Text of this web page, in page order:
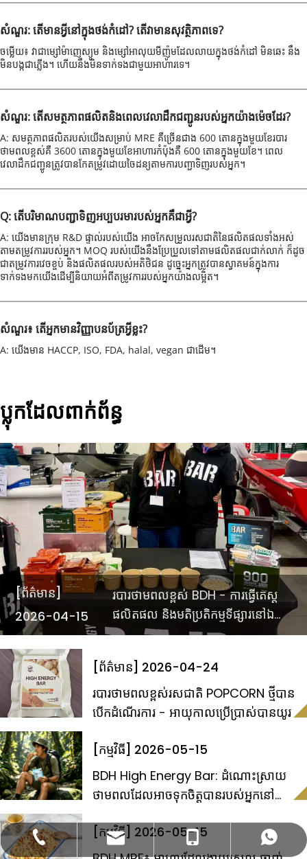
សំណួរ: តើមានអ្វីនៅក្នុងថង់កំដៅ? តើវាមានសុវត្ថិភាពទេ?
ចម្លើយ៖ វាជាម្សៅម៉ាញេស្យូម និងម្សៅអាលុយមីញ៉ូមដែលលាយក្នុងថង់កំដៅ មិនឆេះ នឹង
មិនបង្កជាភ្លើង។ ហើយនឹងមិនទាក់ទងជាមួយអាហារទេ។
សំណួរ: តើសមត្ថភាពផលិតនិងពេលវេលាដឹកជញ្ជូនរបស់អ្នកយ៉ាងម៉េចដែរ?
A: សមត្ថភាពផលិតរបស់យើងសម្រាប់ MRE គឺច្រើនជាង 600 តោនក្នុងមួយខែរបារ
ថាមពលខ្ពស់គឺ 3600 តោនក្នុងមួយខែអាហារកំប៉ុងគឺ 600 តោនក្នុងមួយខែ។ ពេល
វេលាដឹកជញ្ជូនត្រូវបានកែតម្រូវដោយចៃដន្យតាមការបញ្ជាទិញរបស់អ្នក។
Q: តើបរិមាណបញ្ជាទិញអប្បបរមារបស់អ្នកគឺជាអ្វី?
A: យើងមានក្រុម R&D ផ្ទាល់របស់យើង អាចកែសម្រួលរសជាតិនៃផលិតផលទាំងអស់
តាមតម្រូវការរបស់អ្នក។ MOQ របស់យើងនឹងប្រែប្រួលទៅតាមផលិតផលជាក់លាក់ ក៏ដូច
ជាតម្រូវការវេចខ្ចប់ និងផលិតផលរបស់អតិថិជន ដូច្នេះអ្នកត្រូវបានស្វាគមន៍ក្នុងការ
ទាក់ទងមកយើងដើម្បីនិយាយអំពីតម្រូវការរបស់អ្នកយ៉ាងលម្អិត។
សំណួរ៖ តើអ្នកមានវិញ្ញាបនប័ត្រអ្វីខ្លះ?
A: យើងមាន HACCP, ISO, FDA, halal, vegan ជាដើម។
ប្លុកដែលពាក់ព័ន្ធ
[ព័ត៌មាន]
2026-04-15
របារថាមពលខ្ពស់ BDH - ការធ្វើតេស្ត
ផលិតផល និងមតិប្រតិកម្មទីផ្សារនៅឯ
ពិព័រណ៍នេសាទឆេក
[ព័ត៌មាន] 2026-04-24
របារថាមពលខ្ពស់រសជាតិ POPCORN ថ្មីបាន
បើកដំណើរការ - អាយុកាលប្រើប្រាស់បានយូរ
[កម្មវិធី] 2026-05-15
BDH High Energy Bar: ដំណោះស្រាយ
ថាមពលដែលអាចទុកចិត្តបានរបស់អ្នកនៅ
[កម្មវិធី] 2026-05-15
+86-335-3957085
bettyzhang@qhdhysp.com
+86- 13133515208
+86 13133515208